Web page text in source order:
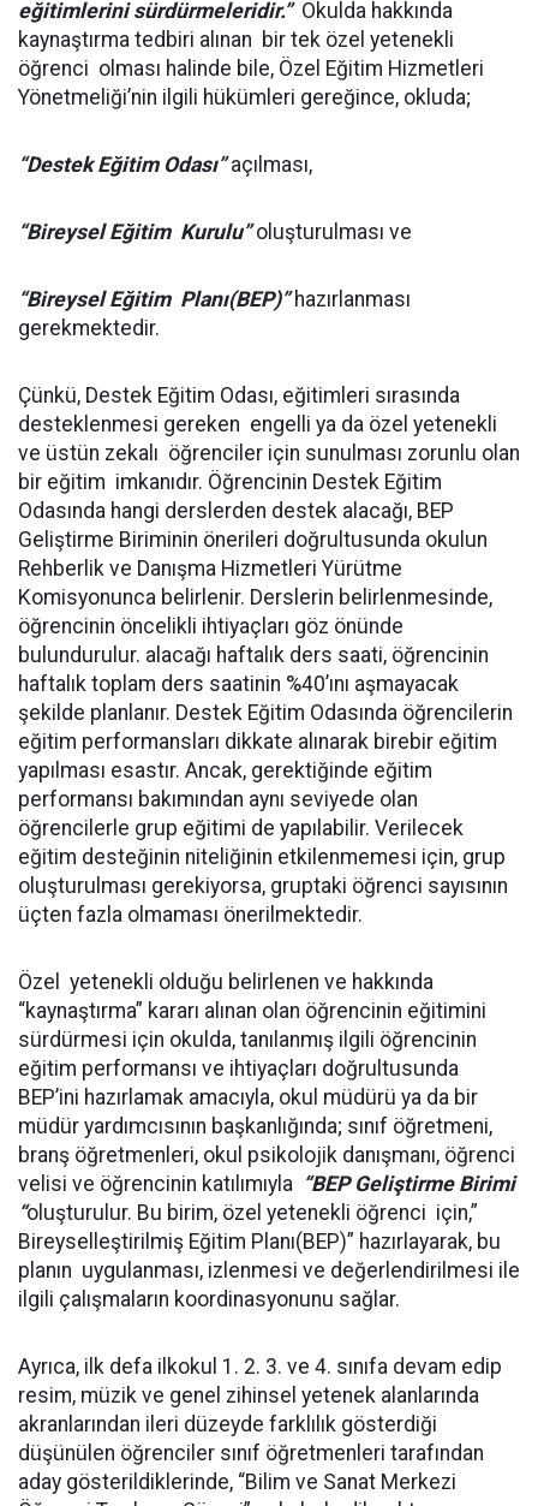
eğitimlerini sürdürmeleridir.”Okulda hakkında
kaynaştırma tedbiri alınan bir tek özel yetenekli
öğrenci olması halinde bile, Özel Eğitim Hizmetleri
Yönetmeliği’nin ilgili hükümleri gereğince, okluda;
“Destek Eğitim Odası”açılması,
“Bireysel Eğitim Kurulu”oluşturulması ve
“Bireysel Eğitim Planı(BEP)”hazırlanması
gerekmektedir.
Çünkü, Destek Eğitim Odası, eğitimleri sırasında
desteklenmesi gereken engelli ya da özel yetenekli
ve üstün zekalı öğrenciler için sunulması zorunlu olan
bir eğitim imkanıdır. Öğrencinin Destek Eğitim
Odasında hangi derslerden destek alacağı, BEP
Geliştirme Biriminin önerileri doğrultusunda okulun
Rehberlik ve Danışma Hizmetleri Yürütme
Komisyonunca belirlenir. Derslerin belirlenmesinde,
öğrencinin öncelikli ihtiyaçları göz önünde
bulundurulur. alacağı haftalık ders saati, öğrencinin
haftalık toplam ders saatinin %40’ını aşmayacak
şekilde planlanır. Destek Eğitim Odasında öğrencilerin
eğitim performansları dikkate alınarak birebir eğitim
yapılması esastır. Ancak, gerektiğinde eğitim
performansı bakımından aynı seviyede olan
öğrencilerle grup eğitimi de yapılabilir. Verilecek
eğitim desteğinin niteliğinin etkilenmemesi için, grup
oluşturulması gerekiyorsa, gruptaki öğrenci sayısının
üçten fazla olmaması önerilmektedir.
Özel yetenekli olduğu belirlenen ve hakkında
“kaynaştırma” kararı alınan olan öğrencinin eğitimini
sürdürmesi için okulda, tanılanmış ilgili öğrencinin
eğitim performansı ve ihtiyaçları doğrultusunda
BEP’ini hazırlamak amacıyla, okul müdürü ya da bir
müdür yardımcısının başkanlığında; sınıf öğretmeni,
branş öğretmenleri, okul psikolojik danışmanı, öğrenci
velisi ve öğrencinin katılımıyla “BEP Geliştirme Birimi
“oluşturulur. Bu birim, özel yetenekli öğrenci için,”
Bireyselleştirilmiş Eğitim Planı(BEP)” hazırlayarak, bu
planın uygulanması, izlenmesi ve değerlendirilmesi ile
ilgili çalışmaların koordinasyonunu sağlar.
Ayrıca, ilk defa ilkokul 1. 2. 3. ve 4. sınıfa devam edip
resim, müzik ve genel zihinsel yetenek alanlarında
akranlarından ileri düzeyde farklılık gösterdiği
düşünülen öğrenciler sınıf öğretmenleri tarafından
aday gösterildiklerinde, “Bilim ve Sanat Merkezi